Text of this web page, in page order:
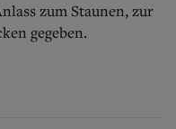
zum Staunen, zur
gegeben.